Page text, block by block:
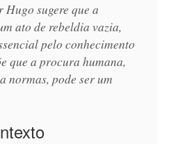
sugere que a
ato de rebeldia vazia,
pelo conhecimento
que a procura humana,
normas, pode ser um